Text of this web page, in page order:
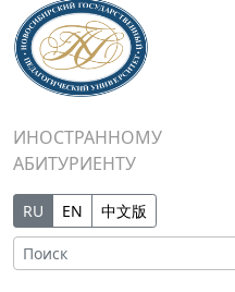
ИНОСТРАННОМУ
АБИТУРИЕНТУ
RU EN 中文版